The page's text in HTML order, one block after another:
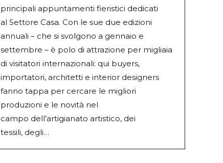
principali appuntamenti fieristici dedicati
al Settore Casa. Con le sue due edizioni
annuali – che si svolgono a gennaio e
settembre – è polo di attrazione per migliaia
di visitatori internazionali: qui buyers,
importatori, architetti e interior designers
fanno tappa per cercare le migliori
produzioni e le novità nel
campo dell’artigianato artistico, dei
tessili, degli…